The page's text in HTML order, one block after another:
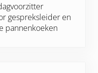
gespreksleider en
pannenkoeken